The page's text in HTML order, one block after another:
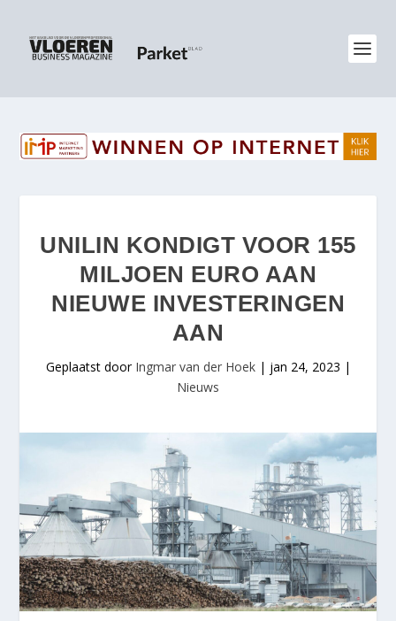
UNILIN KONDIGT VOOR 155
MILJOEN EURO AAN
NIEUWE INVESTERINGEN
AAN
Geplaatst door Ingmar van der Hoek| jan 24, 2023 |
Nieuws